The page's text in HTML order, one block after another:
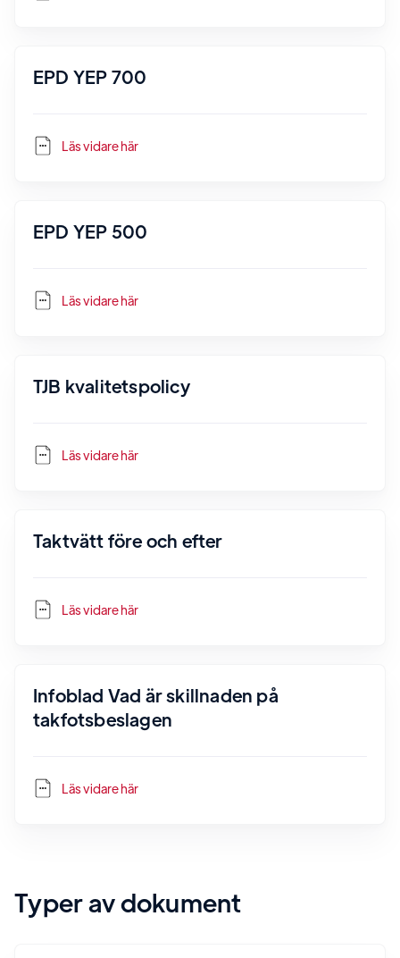
EPD YEP 700
Läs vidare här
EPD YEP 500
Läs vidare här
TJB kvalitetspolicy
Läs vidare här
Taktvätt före och efter
Läs vidare här
Infoblad Vad är skillnaden på
takfotsbeslagen
Läs vidare här
Typer av dokument